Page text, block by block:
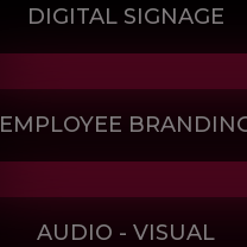
DIGITAL SIGNAGE
EMPLOYEE
AUDIO - VISUAL